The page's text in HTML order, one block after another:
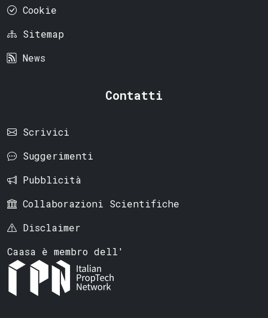
Cookie
Sitemap
News
Contatti
Scrivici
Suggerimenti
Pubblicità
Collaborazioni Scientifiche
Disclaimer
Caasa è membro dell'